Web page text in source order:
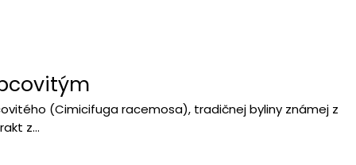
(Cimicifuga racemosa), tradičnej byliny známej z
z...